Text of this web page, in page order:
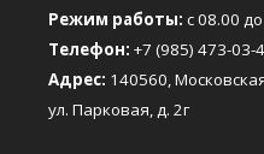
Режим работы: с 08.00
Телефон: +7 (985) 473-03-
Адрес: 140560,
ул. Парковая, д. 2г